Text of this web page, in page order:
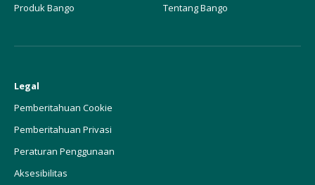
Produk Bango
Tentang Bango
Legal
Pemberitahuan Cookie
Pemberitahuan Privasi
Peraturan Penggunaan
Aksesibilitas